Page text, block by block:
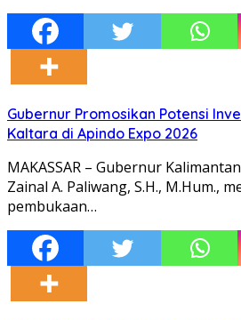
Gubernur Promosikan Potensi
Kaltara di Apindo Expo 2026
MAKASSAR – Gubernur
Zainal A. Paliwang, S.H., M.Hum.,
pembukaan…